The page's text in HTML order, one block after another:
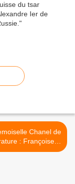
Chanel de
: Françoise
Sagan. >